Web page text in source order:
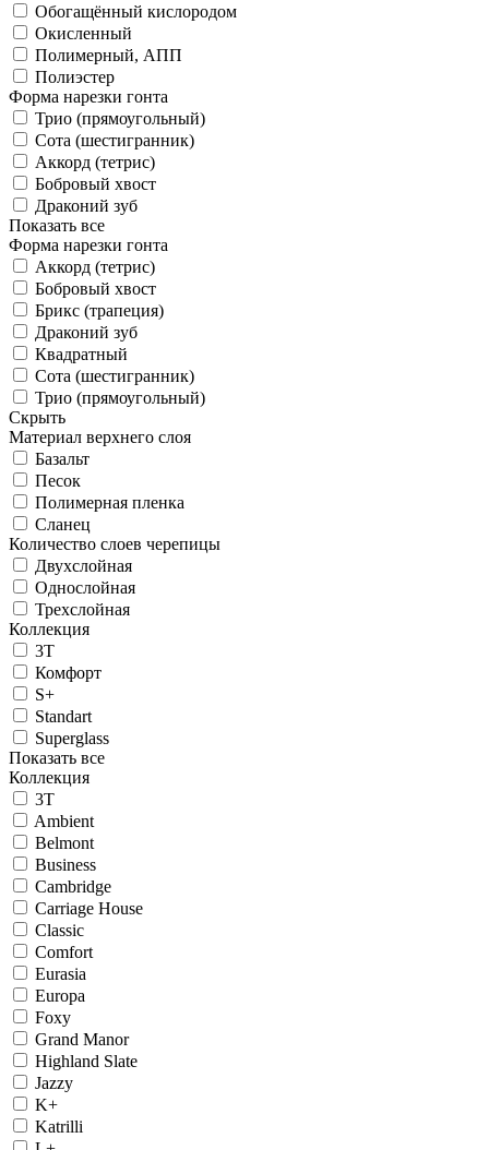
Обогащённый кислородом
Окисленный
Полимерный, АПП
Полиэстер
Форма нарезки гонта
Трио (прямоугольный)
Сота (шестигранник)
Аккорд (тетрис)
Бобровый хвост
Драконий зуб
Показать все
Форма нарезки гонта
Аккорд (тетрис)
Бобровый хвост
Брикс (трапеция)
Драконий зуб
Квадратный
Сота (шестигранник)
Трио (прямоугольный)
Скрыть
Материал верхнего слоя
Базальт
Песок
Полимерная пленка
Сланец
Количество слоев черепицы
Двухслойная
Однослойная
Трехслойная
Коллекция
3T
Комфорт
S+
Standart
Superglass
Показать все
Коллекция
3T
Ambient
Belmont
Business
Cambridge
Carriage House
Classic
Comfort
Eurasia
Europa
Foxy
Grand Manor
Highland Slate
Jazzy
K+
Katrilli